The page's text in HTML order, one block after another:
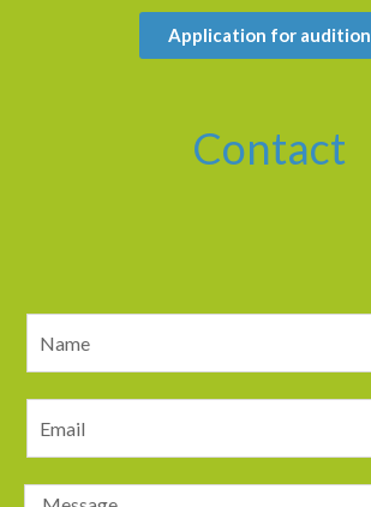
Application for audition
Contact